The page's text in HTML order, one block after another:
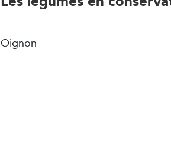
Oignon